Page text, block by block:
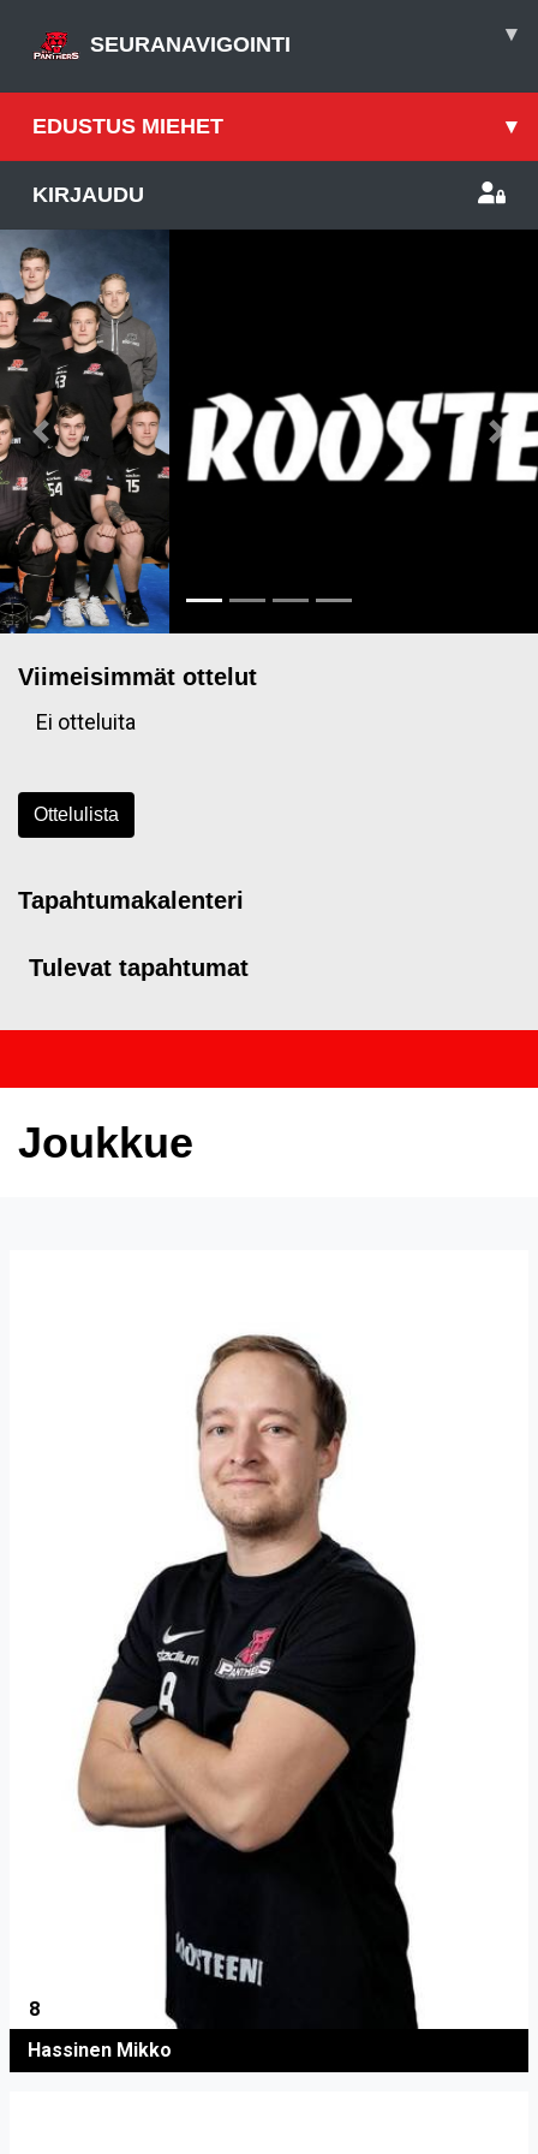
SEURANAVIGOINTI ▾
EDUSTUS MIEHET ▾
KIRJAUDU
Previous
Viimeisimmät ottelut
Ei otteluita
Ottelulista
Tapahtumakalenteri
Tulevat tapahtumat
Joukkue
8
Hassinen Mikko